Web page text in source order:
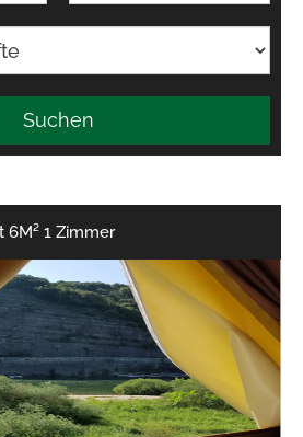
Suchen
6M² 1 Zimmer